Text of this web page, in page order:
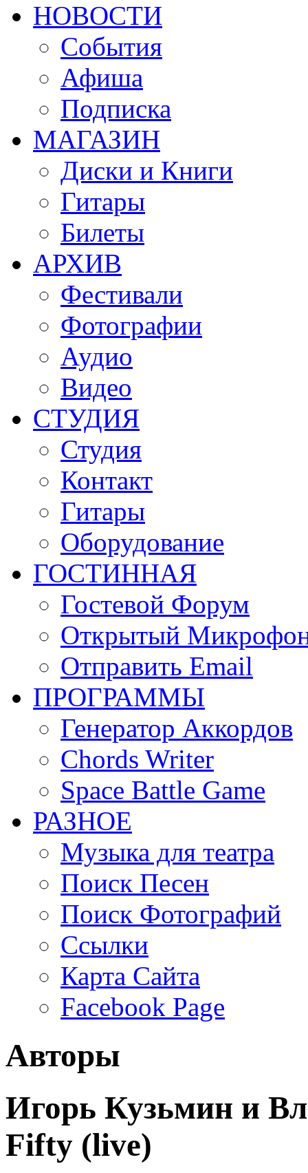
НОВОСТИ
События
Афиша
Подписка
МАГАЗИН
Диски и Книги
Гитары
Билеты
АРХИВ
Фестивали
Фотографии
Аудио
Видео
СТУДИЯ
Студия
Контакт
Гитары
Оборудование
ГОСТИННАЯ
Гостевой Форум
Открытый
Отправить Email
ПРОГРАММЫ
Генератор Аккордов
Chords Writer
Space Battle Game
РАЗНОЕ
Музыка для театра
Поиск Песен
Поиск Фотографий
Ссылки
Карта Сайта
Facebook Page
Авторы
Игорь Кузьмин и
Fifty (live)